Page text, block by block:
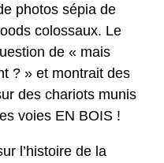
photos sépia de
colossaux. Le
de « mais
? » et montrait des
des chariots munis
voies EN BOIS !
l’histoire de la